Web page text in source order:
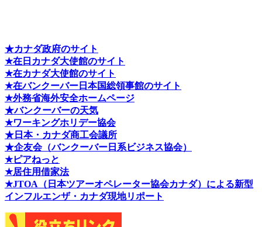
★カナダ政府のサイト
★在日カナダ大使館のサイト
★在カナダ大使館のサイト
★在バンクーバー日本国総領事館のサイト
★外務省海外安全ホームページ
★バンクーバーの天気
★ワーキングホリデー協会
★日本・カナダ商工会議所
★企友会（バンクーバー日系ビジネス協会）
★ピアねっと
★居住用借家法
★JTOA（日本ツアーオペレーター協会カナダ）による新型
インフルエンザ・カナダ現地リポート